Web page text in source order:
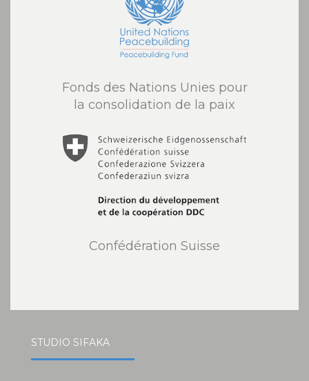
Fonds des Nations Unies pour
la consolidation de la paix
Confédération Suisse
STUDIO SIFAKA